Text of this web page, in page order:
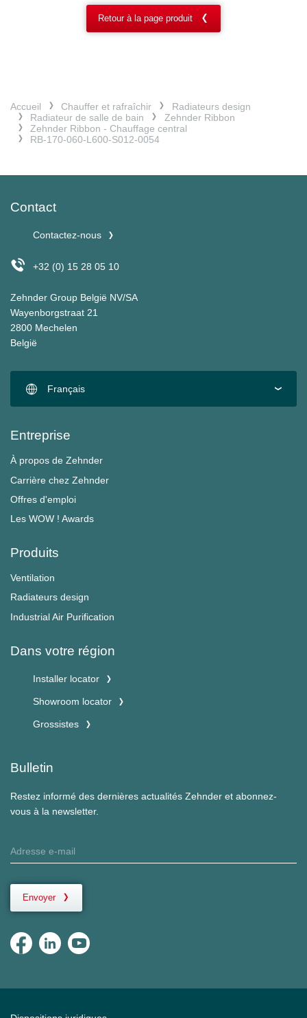
Retour à la page produit
Accueil Chauffer et rafraîchir
Radiateurs design
Radiateur de salle de bain
Zehnder Ribbon
Zehnder Ribbon - Chauffage central
RB-170-060-L600-S012-0054
Contact
Contactez-nous
+32 (0) 15 28 05 10
Zehnder Group België NV/SA
Wayenborgstraat 21
2800 Mechelen
België
Français
Entreprise
À propos de Zehnder
Carrière chez Zehnder
Offres d'emploi
Les WOW ! Awards
Produits
Ventilation
Radiateurs design
Industrial Air Purification
Dans votre région
Installer locator
Showroom locator
Grossistes
Bulletin
Restez informé des dernières actualités Zehnder et abonnez-
vous à la newsletter.
Envoyer